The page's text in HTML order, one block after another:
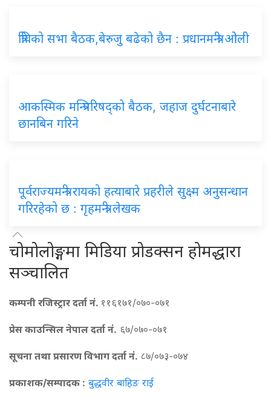
त्रिविको सभा बैठक,बेरुजु बढेको छैन : प्रधानमन्त्री ओली
आकस्मिक मन्त्रिपरिषद्को बैठक, जहाज दुर्घटनाबारे
छानबिन गरिने
पूर्वराज्यमन्त्री रायको हत्याबारे प्रहरीले सुक्ष्म अनुसन्धान
गरिरहेको छ : गृहमन्त्री लेखक
चोमोलोङ्गमा मिडिया प्रोडक्सन होमद्धारा
सञ्चालित
कम्पनी रजिस्ट्रार दर्ता नं. ११६१७१/०७०-०७१
प्रेस काउन्सिल नेपाल दर्ता नं. ६७/०७०-०७१
सूचना तथा प्रसारण विभाग दर्ता नं. ८७/०७३-०७४
प्रकाशक/सम्पादक : बुद्धवीर बाहिङ राई